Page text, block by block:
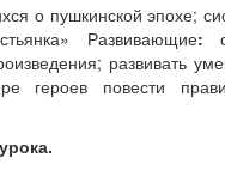
о пушкинской эпохе;
Развивающие:
развивать
героев повести